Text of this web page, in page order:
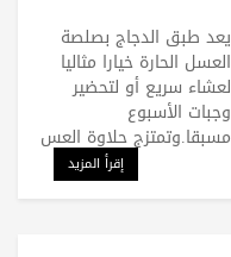
يعد طبق الدجاج بصلصة
العسل الحارة خيارا مثاليا
لعشاء سريع أو لتحضير
وجبات الأسبوع
مسبقا.وتمتزج حلاوة العس
إقرأ المزيد